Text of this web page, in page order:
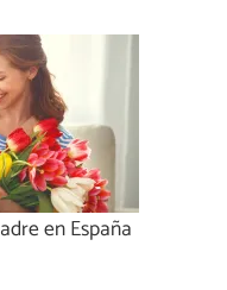
en España